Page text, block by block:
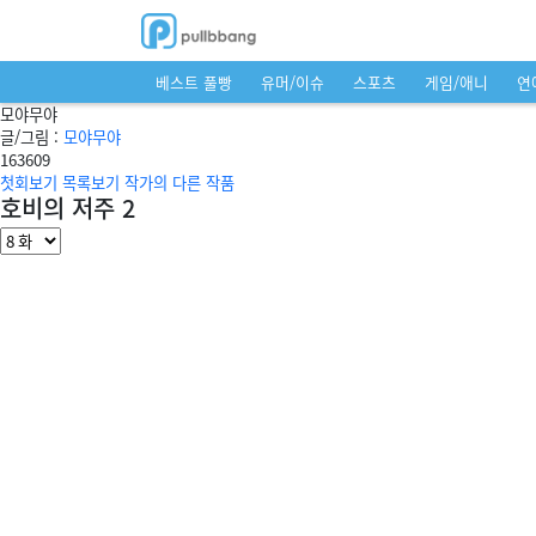
베스트 풀빵 유머/이슈 스포츠 게임/애니 연
모야무야
글/그림 : 모야무야
163609
첫회보기 목록보기 작가의 다른 작품
호비의 저주 2